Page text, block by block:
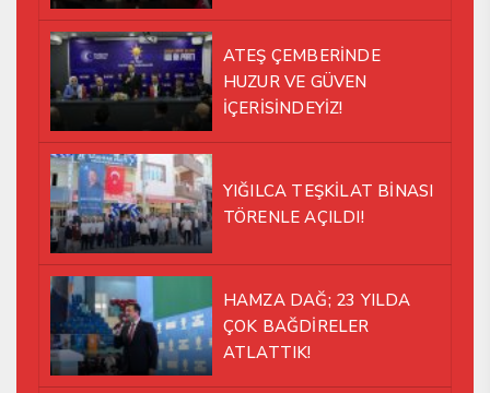
ATEŞ ÇEMBERİNDE
HUZUR VE GÜVEN
İÇERİSİNDEYİZ!
YIĞILCA TEŞKİLAT BİNASI
TÖRENLE AÇILDI!
HAMZA DAĞ; 23 YILDA
ÇOK BAĞDİRELER
ATLATTIK!